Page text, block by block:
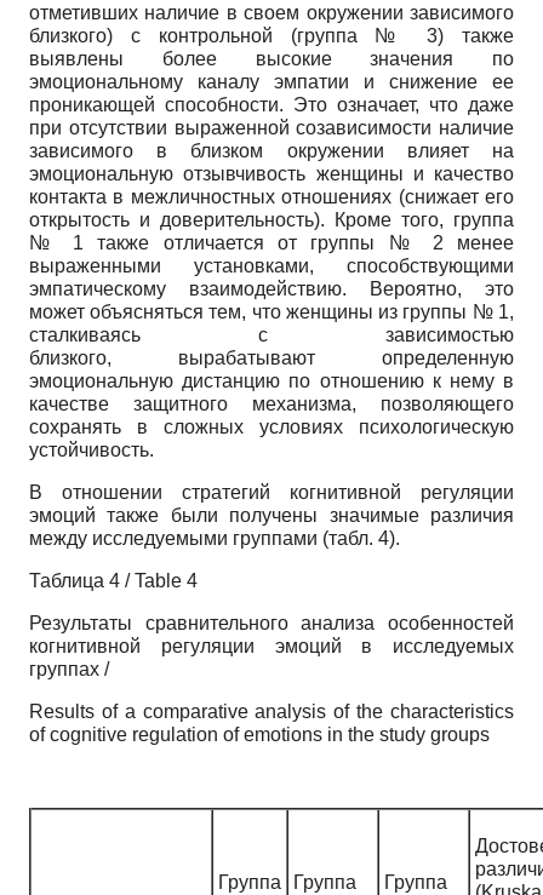
отметивших наличие в своем окружении зависимого
близкого) с контрольной (группа № 3) также
выявлены более высокие значения по
эмоциональному каналу эмпатии и снижение ее
проникающей способности. Это означает, что даже
при отсутствии выраженной созависимости наличие
зависимого в близком окружении влияет на
эмоциональную отзывчивость женщины и качество
контакта в межличностных отношениях (снижает его
открытость и доверительность). Кроме того, группа
№ 1 также отличается от группы № 2 менее
выраженными установками, способствующими
эмпатическому взаимодействию. Вероятно, это
может объясняться тем, что женщины из группы № 1,
сталкиваясь с зависимостью
близкого, вырабатывают определенную
эмоциональную дистанцию по отношению к нему в
качестве защитного механизма, позволяющего
сохранять в сложных условиях психологическую
устойчивость.
В отношении стратегий когнитивной регуляции
эмоций также были получены значимые различия
между исследуемыми группами (табл. 4).
Таблица 4 / Table 4
Результаты сравнительного анализа особенностей
когнитивной регуляции эмоций в исследуемых
группах /
Results of a comparative analysis of the characteristics
of cognitive regulation of emotions in the study groups
Группа
Группа
Группа